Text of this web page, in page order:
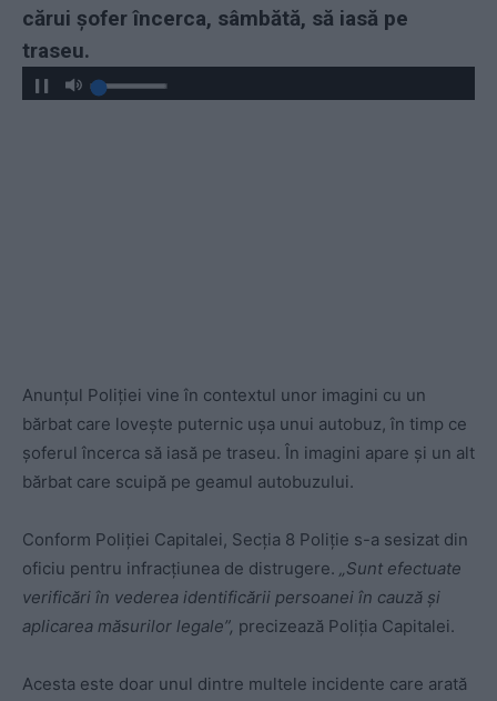
cărui șofer încerca, sâmbătă, să iasă pe
traseu.
Anunțul Poliției vine în contextul unor imagini cu un
bărbat care lovește puternic ușa unui autobuz, în timp ce
șoferul încerca să iasă pe traseu. În imagini apare și un alt
bărbat care scuipă pe geamul autobuzului.
Conform Poliției Capitalei, Secția 8 Poliție s-a sesizat din
oficiu pentru infracțiunea de distrugere. „Sunt efectuate
verificări în vederea identificării persoanei în cauză și
aplicarea măsurilor legale”, precizează Poliția Capitalei.
Acesta este doar unul dintre multele incidente care arată